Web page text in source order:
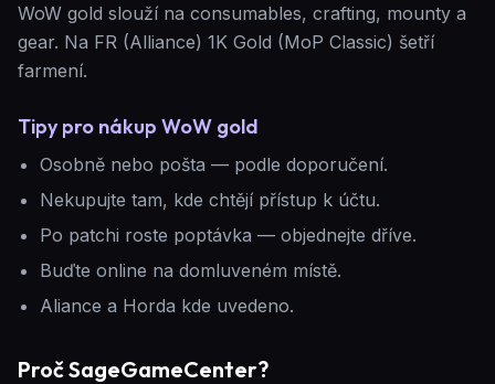
WoW gold slouží na consumables, crafting, mounty a
gear. Na FR (Alliance) 1K Gold (MoP Classic) šetří
farmení.
Tipy pro nákup WoW gold
Osobně nebo pošta — podle doporučení.
Nekupujte tam, kde chtějí přístup k účtu.
Po patchi roste poptávka — objednejte dříve.
Buďte online na domluveném místě.
Aliance a Horda kde uvedeno.
Proč SageGameCenter?